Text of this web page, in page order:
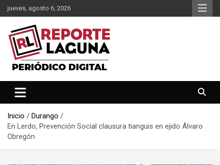
Saltar
al
contenido
jueves, agosto 6, 2026
Reporte Laguna
Inicio
Durango
En Lerdo, Prevención Social clausura tianguis en ejido Álvaro
Obregón